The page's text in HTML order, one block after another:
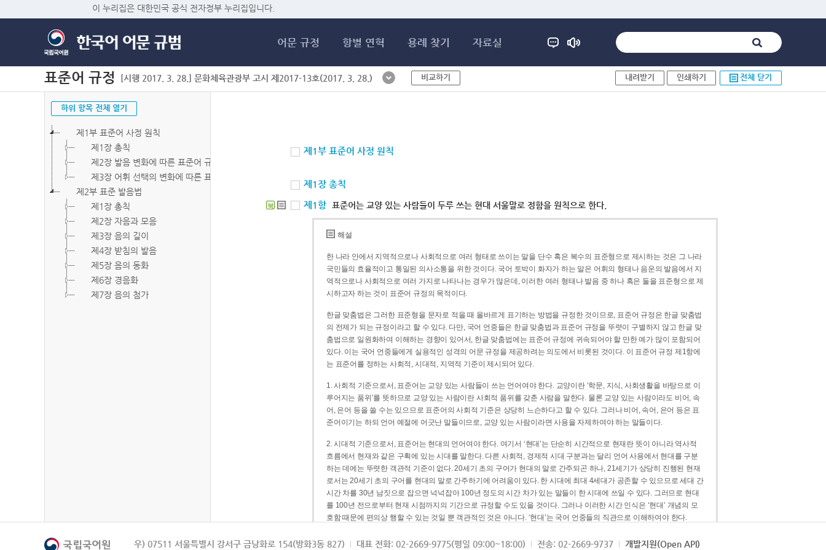
이 누리집은 대한민국 공식 전자정부 누리집입니다.
어문 규정 항별 연혁 용례 찾기 자료실
표준어 규정 [시행 2017. 3. 28.] 문화체육관광부 고시 제2017-13호(2017. 3. 28.) 비교하기 내려받기 인쇄하기 전체 닫기
하위 항목 전체 열기
제1부 표준어 사정 원칙
제1장 총칙
제2장 발음 변화에 따른 표준어 규정
제3장 어휘 선택의 변화에 따른 표준어 규정
제2부 표준 발음법
제1장 총칙
제2장 자음과 모음
제3장 음의 길이
제4장 받침의 발음
제5장 음의 동화
제6장 경음화
제7장 음의 첨가
제1부 표준어 사정 원칙
제1장 총칙
북 제1항 표준어는 교양 있는 사람들이 두루 쓰는 현대 서울말로 정함을 원칙으로 한다.
해설
한 나라 안에서 지역적으로나 사회적으로 여러 형태로 쓰이는 말을 단수 혹은 복수의 표준형으로 제시하는 것은 그 나라
국민들의 효율적이고 통일된 의사소통을 위한 것이다. 국어 토박이 화자가 하는 말은 어휘의 형태나 음운의 발음에서 지
역적으로나 사회적으로 여러 가지로 나타나는 경우가 많은데, 이러한 여러 형태나 발음 중 하나 혹은 둘을 표준형으로 제
시하고자 하는 것이 표준어 규정의 목적이다.
한글 맞춤법은 그러한 표준형을 문자로 적을 때 올바르게 표기하는 방법을 규정한 것이므로, 표준어 규정은 한글 맞춤법
의 전제가 되는 규정이라고 할 수 있다. 다만, 국어 언중들은 한글 맞춤법과 표준어 규정을 뚜렷이 구별하지 않고 한글 맞
춤법으로 일원화하여 이해하는 경향이 있어서, 한글 맞춤법에는 표준어 규정에 귀속되어야 할 만한 예가 많이 포함되어
있다. 이는 국어 언중들에게 실용적인 성격의 어문 규정을 제공하려는 의도에서 비롯된 것이다. 이 표준어 규정 제1항에
는 표준어를 정하는 사회적, 시대적, 지역적 기준이 제시되어 있다.
1. 사회적 기준으로서, 표준어는 교양 있는 사람들이 쓰는 언어여야 한다. 교양이란 ‘학문, 지식, 사회생활을 바탕으로 이
루어지는 품위’를 뜻하므로 교양 있는 사람이란 사회적 품위를 갖춘 사람을 말한다. 물론 교양 있는 사람이라도 비어, 속
어, 은어 등을 쓸 수는 있으므로 표준어의 사회적 기준은 상당히 느슨하다고 할 수 있다. 그러나 비어, 속어, 은어 등은 표
준어이기는 하되 언어 예절에 어긋난 말들이므로, 교양 있는 사람이라면 사용을 자제하여야 하는 말들이다.
2. 시대적 기준으로서, 표준어는 현대의 언어여야 한다. 여기서 ‘현대’는 단순히 시간적으로 현재란 뜻이 아니라 역사적
흐름에서 현재와 같은 구획에 있는 시대를 말한다. 다른 사회적, 경제적 시대 구분과는 달리 언어 사용에서 현대를 구분
하는 데에는 뚜렷한 객관적 기준이 없다. 20세기 초의 구어가 현대의 말로 간주되곤 하나, 21세기가 상당히 진행된 현재
로서는 20세기 초의 구어를 현대의 말로 간주하기에 어려움이 있다. 한 시대에 최대 4세대가 공존할 수 있으므로 세대 간
시간 차를 30년 남짓으로 잡으면 넉넉잡아 100년 정도의 시간 차가 있는 말들이 한 시대에 쓰일 수 있다. 그러므로 현대
를 100년 전으로부터 현재 시점까지의 기간으로 규정할 수도 있을 것이다. 그러나 이러한 시간 인식은 ‘현대’ 개념의 모
호함 때문에 편의상 행할 수 있는 것일 뿐 객관적인 것은 아니다. ‘현대’는 국어 언중들의 직관으로 이해하여야 한다.
3. 지역적 기준으로서, 표준어는 서울말이어야 한다. 이는 표준어의 공용어적 성격을 가장 크게 드러내 주는 기준이다.
우) 07511 서울특별시 강서구 금낭화로 154(방화3동 827) 대표 전화: 02-2669-9775(평일 09:00~18:00) 전송: 02-2669-9737 개발지원(Open API)